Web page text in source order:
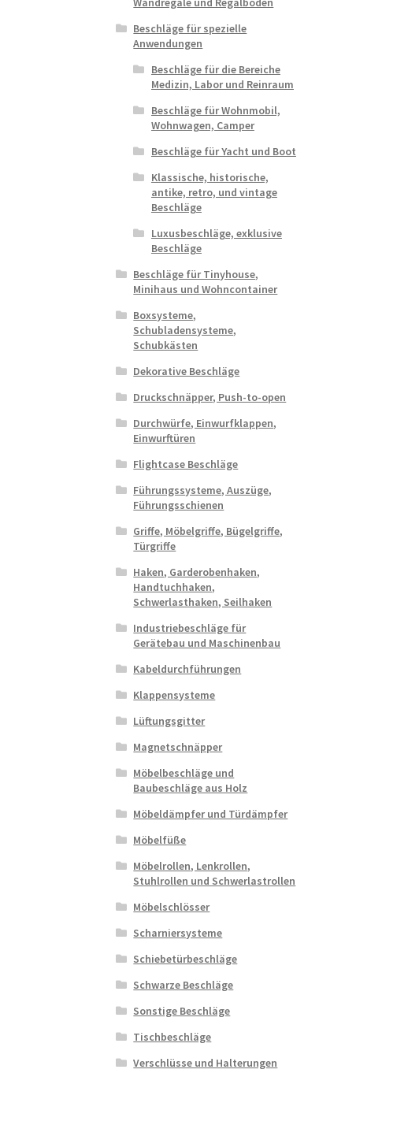
Beschläge für spezielle
Anwendungen
Beschläge für die Bereiche
Medizin, Labor und Reinraum
Beschläge für Wohnmobil,
Wohnwagen, Camper
Beschläge für Yacht und Boot
Klassische, historische,
antike, retro, und vintage
Beschläge
Luxusbeschläge, exklusive
Beschläge
Beschläge für Tinyhouse,
Minihaus und Wohncontainer
Boxsysteme,
Schubladensysteme,
Schubkästen
Dekorative Beschläge
Druckschnäpper, Push-to-open
Durchwürfe, Einwurfklappen,
Einwurftüren
Flightcase Beschläge
Führungssysteme, Auszüge,
Führungsschienen
Griffe, Möbelgriffe, Bügelgriffe,
Türgriffe
Haken, Garderobenhaken,
Handtuchhaken,
Schwerlasthaken, Seilhaken
Industriebeschläge für
Gerätebau und Maschinenbau
Kabeldurchführungen
Klappensysteme
Lüftungsgitter
Magnetschnäpper
Möbelbeschläge und
Baubeschläge aus Holz
Möbeldämpfer und Türdämpfer
Möbelfüße
Möbelrollen, Lenkrollen,
Stuhlrollen und Schwerlastrollen
Möbelschlösser
Scharniersysteme
Schiebetürbeschläge
Schwarze Beschläge
Sonstige Beschläge
Tischbeschläge
Verschlüsse und Halterungen